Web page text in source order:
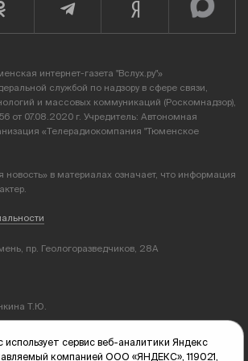
интернет-газета "Вслух.ру"»
службой по надзору в сфере связи,
и массовых коммуникаций (Роскомнадзор),
от 07.08.2020 г. Учредитель: Автономная
«Телерадиокомпания "Тюменское
новость» в материалах означает, что информация
пр. Геологоразведчиков, 28А
Т.Ю.
сервис веб-аналитики Яндекс
компанией ООО «ЯНДЕКС», 119021,